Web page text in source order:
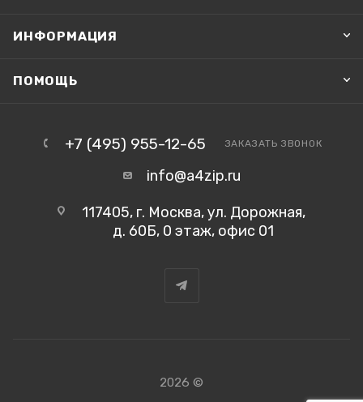
ИНФОРМАЦИЯ
ПОМОЩЬ
+7 (495) 955-12-65 ЗАКАЗАТЬ ЗВОНОК
info@a4zip.ru
117405, г. Москва, ул. Дорожная,
д. 60Б, 0 этаж, офис 01
2026 ©